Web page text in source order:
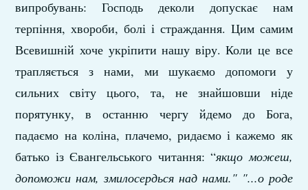
випробувань: Господь деколи допускає нам
терпіння, хвороби, болі і страждання. Цим самим
Всевишній хоче укріпити нашу віру. Коли це все
трапляється з нами, ми шукаємо допомоги у
сильних світу цього, та, не знайшовши ніде
порятунку, в останню чергу йдемо до Бога,
падаємо на коліна, плачемо, ридаємо і кажемо як
батько із Євангельського читання: “якщо можеш,
допоможи нам, змилосердься над нами." "...о роде